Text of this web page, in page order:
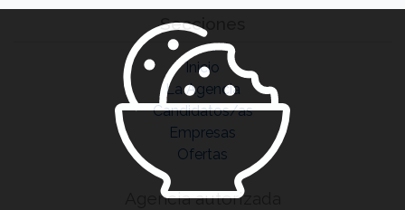
Secciones
Inicio
La Agencia
Candidatos/as
Empresas
Ofertas
Agencia autorizada